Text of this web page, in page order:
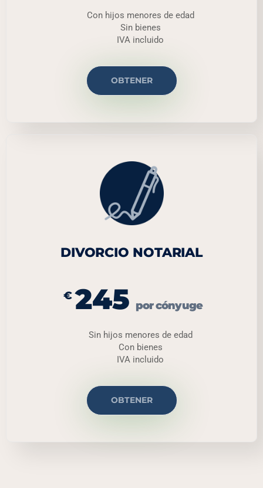
Con hijos menores de edad
Sin bienes
IVA incluido
OBTENER
DIVORCIO NOTARIAL
€ 245 por cónyuge
Sin hijos menores de edad
Con bienes
IVA incluido
OBTENER